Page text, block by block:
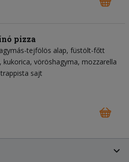
pizza
tejfölös alap füstölt-főtt
kukorica vöröshagyma mozzarella
trappista sajt